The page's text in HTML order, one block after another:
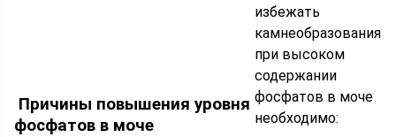
Причины повышения уровня
фосфатов в моче
избежать
камнеобразования
при высоком
содержании
фосфатов в моче
необходимо: